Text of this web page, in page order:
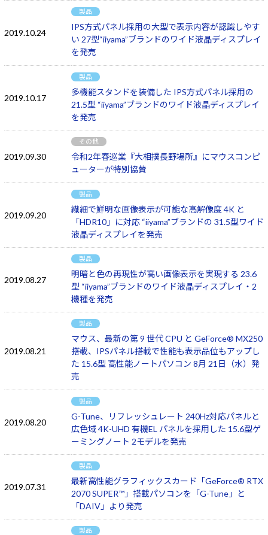
2019.10.24
製品
IPS方式パネル採用の大型で表示内容が認識しやす
い 27型“iiyama”ブランドのワイド液晶ディスプレイ
を発売
2019.10.17
製品
多機能スタンドを装備した IPS方式パネル採用の
21.5型 “iiyama”ブランドのワイド液晶ディスプレイ
を発売
2019.09.30
その他
令和2年春巡業『大相撲長野場所』にマウスコンピ
ューターが特別協賛
2019.09.20
製品
繊細で鮮明な画像表示が可能な高解像度 4K と
「HDR10」に対応 “iiyama”ブランドの 31.5型ワイド
液晶ディスプレイを発売
2019.08.27
製品
明暗と色の再現性が高い画像表示を実現する 23.6
型 “iiyama”ブランドのワイド液晶ディスプレイ・2
機種を発売
2019.08.21
製品
マウス、最新の第 9 世代 CPU と GeForce® MX250
搭載、IPSパネル搭載で性能も表示品位もアップし
た 15.6型 高性能ノートパソコン 8月 21日（水）発
売
2019.08.20
製品
G-Tune、リフレッシュレート 240Hz対応パネルと
広色域 4K-UHD 有機EL パネルを採用した 15.6型ゲ
ーミングノート 2モデルを発売
2019.07.31
製品
最新高性能グラフィックスカード「GeForce® RTX
2070 SUPER™」搭載パソコンを「G-Tune」と
「DAIV」より発売
製品